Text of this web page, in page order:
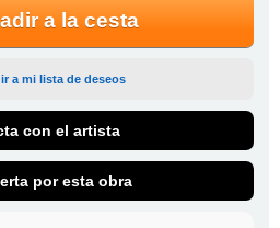
a la cesta
a mi lista de deseos
con el artista
por esta obra